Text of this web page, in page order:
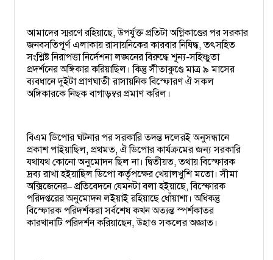
আমাদের স্মরণে রহিয়াছে, উপর্যুক্ত প্রতিটা অগ্নিকাণ্ডের পর সরকার
জনবসতিপূর্ণ এলাকায় রাসায়নিকের কারবার নিষিদ্ধ, তৎসহিত
সংশ্লিষ্ট নিরাপত্তা নির্দেশনা লঙ্ঘনের বিরুদ্ধে শূন্য-সহিষ্ণুতা
প্রদর্শনের অঙ্গিকার করিয়াছিল। কিন্তু সীতাকুণ্ডে মাত্র ৯ মাসের
ব্যবধানে দুইটা প্রাণঘাতী রাসায়নিক বিস্ফোরণ ঐ সকল
অঙ্গিকারকে নিছক বাগাড়ম্বর প্রমাণ করিল।
বিএম ডিপোর ঘটনার পর সরকারি তদন্ত দলেরই অনুসন্ধানে
প্রকাশ পাইয়াছিল, প্রথমত, ঐ ডিপোর কার্যক্রমের জন্য সরকারি
যথাযথ কোনো অনুমোদন ছিল না। দ্বিতীয়ত, তথায় বিস্ফোরক
দ্রব্য রাখা হইয়াছিল ডিপো কর্তৃপক্ষের খেয়ালখুশি মতো। সীমা
অক্সিজেনের– প্রতিবেদনে যেমনটা বলা হইয়াছে, বিস্ফোরক
পরিদপ্তরের অনুমোদন লইয়াই রহিয়াছে ধোঁয়াশা। অধিকন্তু
বিস্ফোরক পরিদর্শকরা সর্বশেষ কখন অত্যন্ত স্পর্শকাতর
কারখানাটি পরিদর্শন করিয়াছেন, উহাও সকলের অজ্ঞাত।